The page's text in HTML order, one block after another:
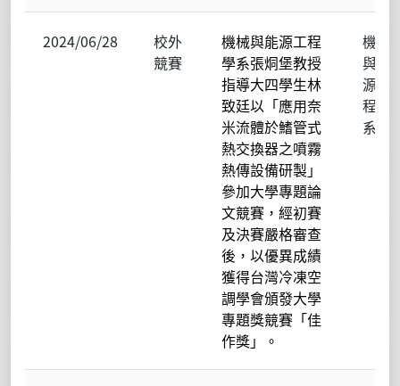
2024/06/28
校外
競賽
機械與能源工程
學系張烔堡教授
指導大四學生林
致廷以「應用奈
米流體於鰭管式
熱交換器之噴霧
熱傳設備研製」
參加大學專題論
文競賽，經初賽
及決賽嚴格審查
後，以優異成績
獲得台灣冷凍空
調學會頒發大學
專題獎競賽「佳
作獎」。
機械
與能
源工
程學
系